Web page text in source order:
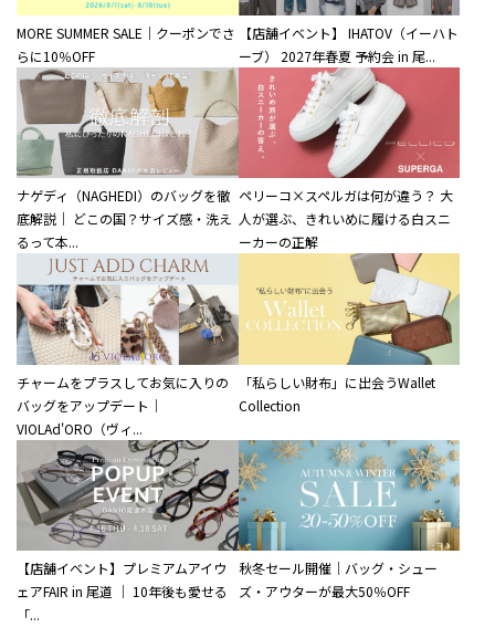
MORE SUMMER SALE｜クーポンでさ
らに10％OFF
【店舗イベント】 IHATOV（イーハト
ーブ） 2027年春夏 予約会 in 尾...
ナゲディ（NAGHEDI）のバッグを徹
底解説｜ どこの国？サイズ感・洗え
るって本...
ペリーコ×スペルガは何が違う？ 大
人が選ぶ、きれいめに履ける白スニ
ーカーの正解
チャームをプラスしてお気に入りの
バッグをアップデート｜
VIOLAd'ORO（ヴィ...
「私らしい財布」に出会うWallet
Collection
【店舗イベント】プレミアムアイウ
ェアFAIR in 尾道 ｜ 10年後も愛せる
「...
秋冬セール開催｜バッグ・シュー
ズ・アウターが最大50％OFF